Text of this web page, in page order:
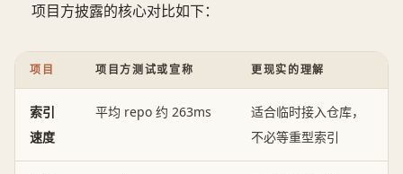
项目方披露的核心对比如下：
项目 项目方测试或宣称 更现实的理解
索引
速度
平均 repo 约 263ms
适合临时接入仓库，
不必等重型索引